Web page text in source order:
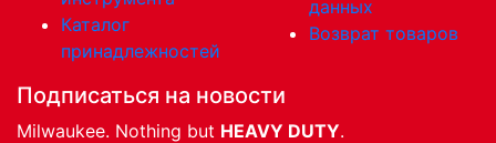
Каталог
принадлежностей
данных
Возврат товаров
Подписаться на новости
Milwaukee. Nothing but HEAVY DUTY.